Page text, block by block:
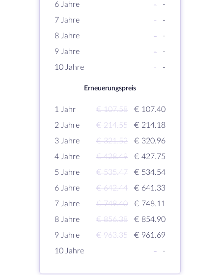
6 Jahre
-
-
7 Jahre
-
-
8 Jahre
-
-
9 Jahre
-
-
10 Jahre
- -
Erneuerungspreis
1 Jahr € 107.58
€ 107.40
2 Jahre
€ 214.55
€ 214.18
3 Jahre
€ 321.52
€ 320.96
4 Jahre
€ 428.49
€ 427.75
5 Jahre
€ 535.47
€ 534.54
6 Jahre
€ 642.44
€ 641.33
7 Jahre
€ 749.40
€ 748.11
8 Jahre
€ 856.38
€ 854.90
9 Jahre
€ 963.35
€ 961.69
10 Jahre
- -